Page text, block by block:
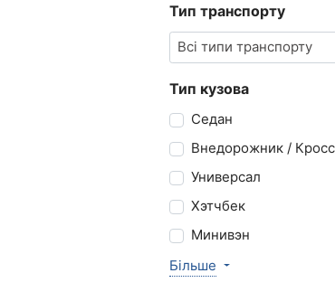
Тип транспорту
Всі типи транспорту
Тип кузова
Седан
Внедорожник /
Универсал
Хэтчбек
Минивэн
Більше